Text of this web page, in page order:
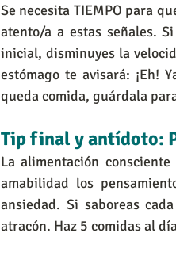
Se necesita TIEMPO para
atento/a a estas señales.
inicial, disminuyes la
estómago te avisará: ¡Eh!
queda comida, guárdala
Tip final y antídoto:
La alimentación
amabilidad los
ansiedad. Si saboreas
atracón. Haz 5 comidas al